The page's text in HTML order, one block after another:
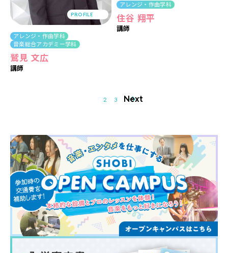
PROFILE
アレンジ・作曲学科
音楽総合アカデミー学科
鷲見 文広
講師
アレンジ・作曲学科
住谷 翔平
講師
2 3 Next